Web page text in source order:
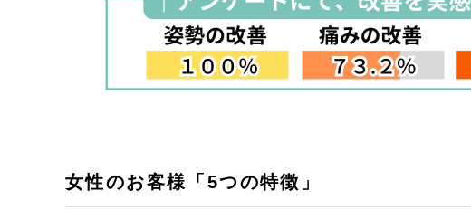
女性のお客様「5つの特徴」